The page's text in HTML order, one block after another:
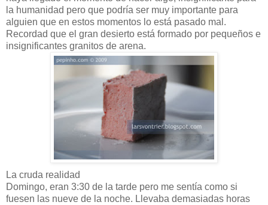
la humanidad pero que podría ser muy importante para
alguien que en estos momentos lo está pasado mal.
Recordad que el gran desierto está formado por pequeños e
insignificantes granitos de arena.
La cruda realidad
Domingo, eran 3:30 de la tarde pero me sentía como si
fuesen las nueve de la noche. Llevaba demasiadas horas